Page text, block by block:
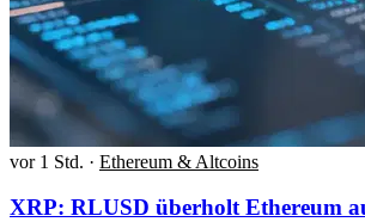
vor 1 Std. · Ethereum & Altcoins
XRP: RLUSD überholt Ethereum